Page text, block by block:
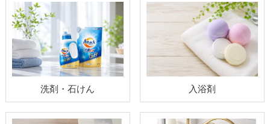
洗剤・石けん 入浴剤